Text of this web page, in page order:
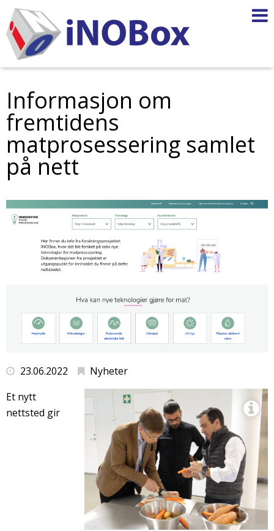
Informasjon om
fremtidens
matprosessering samlet
på nett
Nyheter
Et nytt
nettsted gir